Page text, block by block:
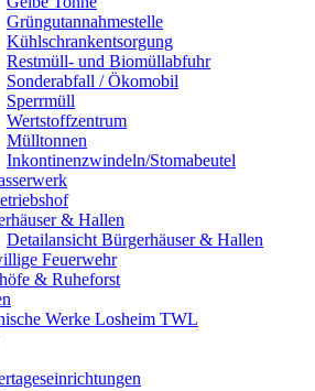
Grüngutannahmestelle
Kühlschrankentsorgung
Restmüll- und Biomüllabfuhr
Sonderabfall / Ökomobil
Sperrmüll
Wertstoffzentrum
Mülltonnen
Inkontinenzwindeln/Stomabeutel
& Hallen
Detailansicht Bürgerhäuser & Hallen
Feuerwehr
& Ruheforst
Werke Losheim TWL